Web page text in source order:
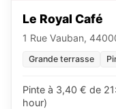
Le Royal Café
1 Rue Vauban,
Grande terrasse
Pinte à 3,40 € de
hour)